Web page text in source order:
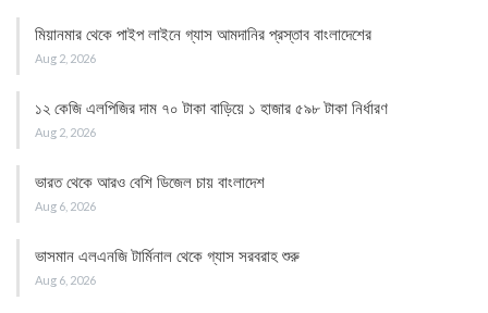
মিয়ানমার থেকে পাইপ লাইনে গ্যাস আমদানির প্রস্তাব বাংলাদেশের
Aug 2, 2026
১২ কেজি এলপিজির দাম ৭০ টাকা বাড়িয়ে ১ হাজার ৫৯৮ টাকা নির্ধারণ
Aug 2, 2026
ভারত থেকে আরও বেশি ডিজেল চায় বাংলাদেশ
Aug 6, 2026
ভাসমান এলএনজি টার্মিনাল থেকে গ্যাস সরবরাহ শুরু
Aug 6, 2026